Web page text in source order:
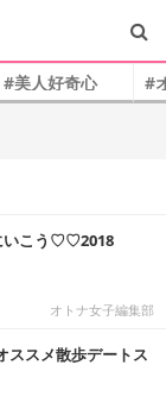
#美人好奇心 #
いこう♡♡2018
オトナ女子編集部
スメ散歩デートス